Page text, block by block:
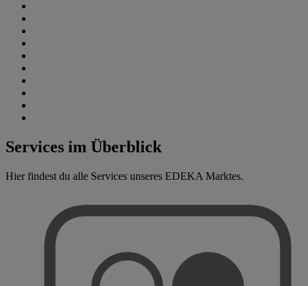
Services im Überblick
Hier findest du alle Services unseres EDEKA Marktes.